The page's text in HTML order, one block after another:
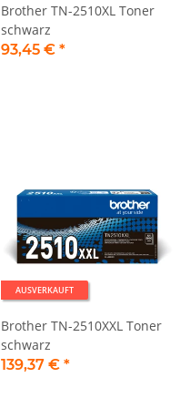
Brother TN-2510XL Toner
schwarz
93,45 € *
AUSVERKAUFT
Brother TN-2510XXL Toner
schwarz
139,37 € *